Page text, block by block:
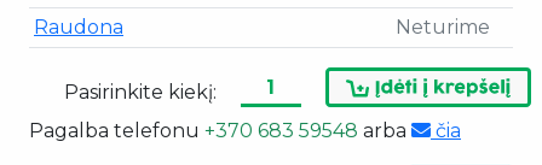
Raudona
Neturime
Pasirinkite kiekį:
Pagalba telefonu +370 683 59548 arba čia